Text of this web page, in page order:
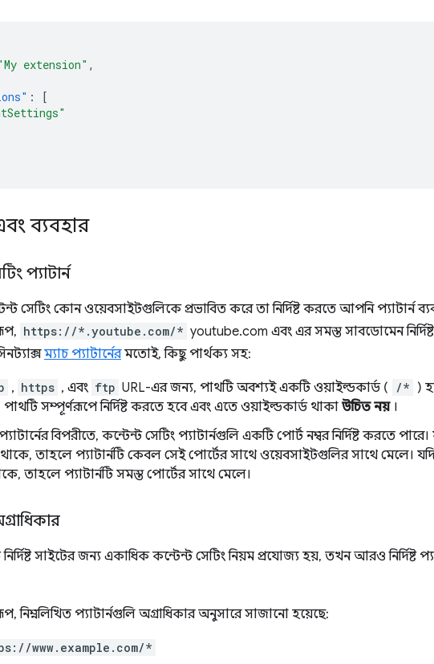
extension" ,
:
[
ব্যবহার
প্যাটার্ন
সেটিং কোন ওয়েবসাইটগুলিকে প্রভাবিত করে তা নির্দিষ্ট করতে আপনি প্যাটার্ন
https://*.youtube.com/* youtube.com এবং এর সমস্ত সাবডোমেন
ম্যাচ প্যাটার্নেরমতোই, কিছু পার্থক্য সহ:
, https , এবং ftp URL-এর জন্য, পাথটি অবশ্যই একটি ওয়াইল্ডকার্ড ( /* )
সম্পূর্ণরূপে নির্দিষ্ট করতে হবে এবং এতে ওয়াইল্ডকার্ড থাকা উচিত নয়।
বিপরীতে, কন্টেন্ট সেটিং প্যাটার্নগুলি একটি পোর্ট নম্বর নির্দিষ্ট করতে পারে।
তাহলে প্যাটার্নটি কেবল সেই পোর্টের সাথে ওয়েবসাইটগুলির সাথে মেলে। যদি
তাহলে প্যাটার্নটি সমস্ত পোর্টের সাথে মেলে।
সাইটের জন্য একাধিক কন্টেন্ট সেটিং নিয়ম প্রযোজ্য হয়, তখন আরও নির্দিষ্ট
নিম্নলিখিত প্যাটার্নগুলি অগ্রাধিকার অনুসারে সাজানো হয়েছে:
www.example.com/*